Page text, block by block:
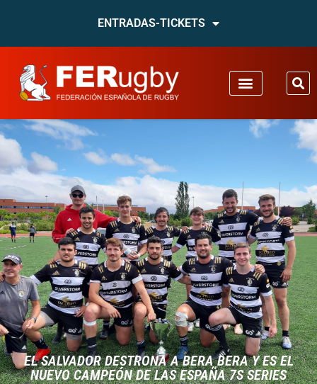
ENTRADAS-TICKETS
EL SALVADOR DESTRONA A BERA BERA Y ES EL
NUEVO CAMPEÓN DE LAS ESPAÑA 7S SERIES